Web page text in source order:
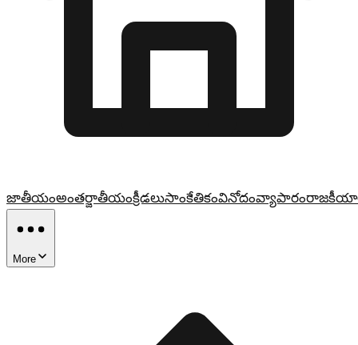
జాతీయంఅంతర్జాతీయంక్రీడలుసాంకేతికంవినోదంవ్యాపారం
More